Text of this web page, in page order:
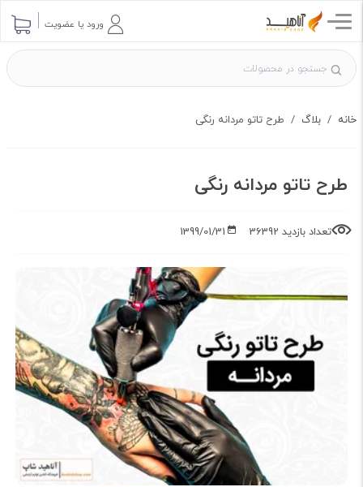
ورود یا عضویت
خانه بلاگ طرح تاتو مردانه رنگی
طرح تاتو مردانه رنگی
تعداد بازدید 36392 1399/01/31
ارسال پرسش